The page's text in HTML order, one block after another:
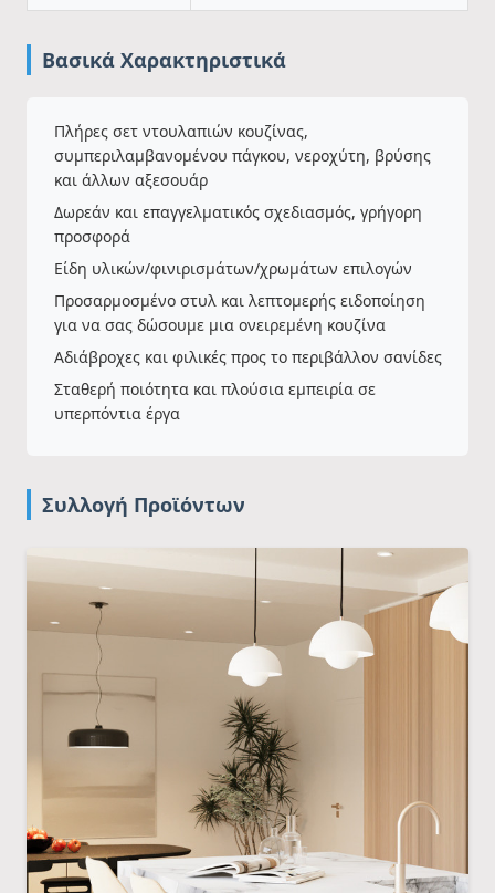
Βασικά Χαρακτηριστικά
Πλήρες σετ ντουλαπιών κουζίνας,
συμπεριλαμβανομένου πάγκου, νεροχύτη, βρύσης
και άλλων αξεσουάρ
Δωρεάν και επαγγελματικός σχεδιασμός, γρήγορη
προσφορά
Είδη υλικών/φινιρισμάτων/χρωμάτων επιλογών
Προσαρμοσμένο στυλ και λεπτομερής ειδοποίηση
για να σας δώσουμε μια ονειρεμένη κουζίνα
Αδιάβροχες και φιλικές προς το περιβάλλον σανίδες
Σταθερή ποιότητα και πλούσια εμπειρία σε
υπερπόντια έργα
Συλλογή Προϊόντων